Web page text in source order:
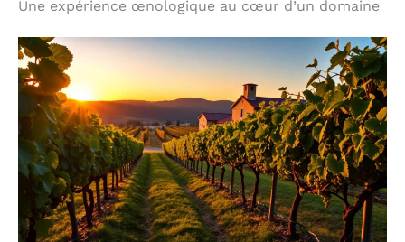
Une expérience œnologique au cœur d’un domaine